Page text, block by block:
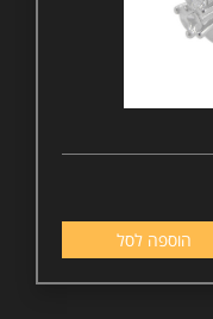
הוספה לסל